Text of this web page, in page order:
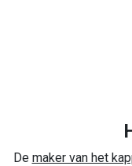
De maker van het